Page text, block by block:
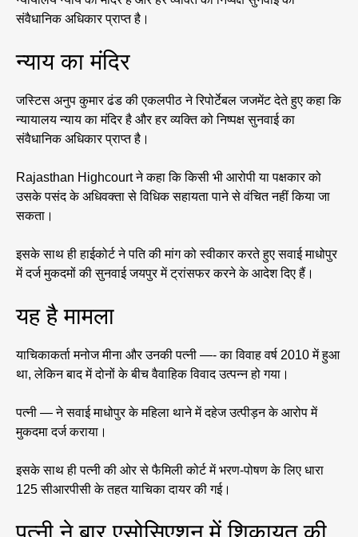
संवैधानिक अधिकार प्राप्त है।
न्याय का मंदिर
जस्टिस अनुप कुमार ढंड की एकलपीठ ने रिपोर्टेबल जजमेंट देते हुए कहा कि
न्यायालय न्याय का मंदिर है और हर व्यक्ति को निष्पक्ष सुनवाई का
संवैधानिक अधिकार प्राप्त है।
Rajasthan Highcourt ने कहा कि किसी भी आरोपी या पक्षकार को
उसके पसंद के अधिवक्ता से विधिक सहायता पाने से वंचित नहीं किया जा
सकता।
इसके साथ ही हाईकोर्ट ने पति की मांग को स्वीकार करते हुए सवाई माधोपुर
में दर्ज मुकदमों की सुनवाई जयपुर में ट्रांसफर करने के आदेश दिए हैं।
यह है मामला
याचिकाकर्ता मनोज मीना और उनकी पत्नी —- का विवाह वर्ष 2010 में हुआ
था, लेकिन बाद में दोनों के बीच वैवाहिक विवाद उत्पन्न हो गया।
पत्नी — ने सवाई माधोपुर के महिला थाने में दहेज उत्पीड़न के आरोप में
मुकदमा दर्ज कराया।
इसके साथ ही पत्नी की ओर से फैमिली कोर्ट में भरण-पोषण के लिए धारा
125 सीआरपीसी के तहत याचिका दायर की गई।